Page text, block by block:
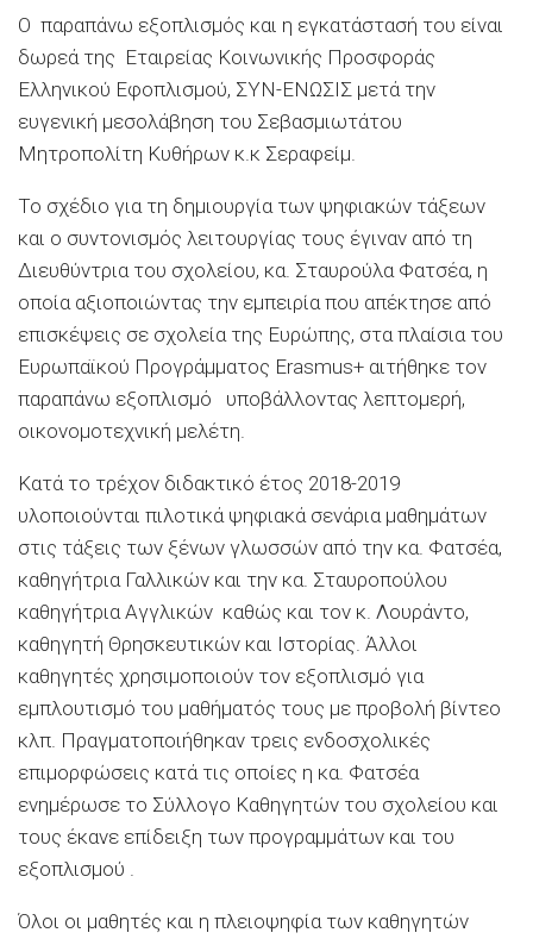
Ο παραπάνω εξοπλισμός και η εγκατάστασή του είναι
δωρεά της Εταιρείας Κοινωνικής Προσφοράς
Ελληνικού Εφοπλισμού, ΣΥΝ-ΕΝΩΣΙΣ μετά την
ευγενική μεσολάβηση του Σεβασμιωτάτου
Μητροπολίτη Κυθήρων κ.κ Σεραφείμ.
Το σχέδιο για τη δημιουργία των ψηφιακών τάξεων
και ο συντονισμός λειτουργίας τους έγιναν από τη
Διευθύντρια του σχολείου, κα. Σταυρούλα Φατσέα, η
οποία αξιοποιώντας την εμπειρία που απέκτησε από
επισκέψεις σε σχολεία της Ευρώπης, στα πλαίσια του
Ευρωπαϊκού Προγράμματος Erasmus+ αιτήθηκε τον
παραπάνω εξοπλισμό υποβάλλοντας λεπτομερή,
οικονομοτεχνική μελέτη.
Κατά το τρέχον διδακτικό έτος 2018-2019
υλοποιούνται πιλοτικά ψηφιακά σενάρια μαθημάτων
στις τάξεις των ξένων γλωσσών από την κα. Φατσέα,
καθηγήτρια Γαλλικών και την κα. Σταυροπούλου
καθηγήτρια Αγγλικών καθώς και τον κ. Λουράντο,
καθηγητή Θρησκευτικών και Ιστορίας. Άλλοι
καθηγητές χρησιμοποιούν τον εξοπλισμό για
εμπλουτισμό του μαθήματός τους με προβολή βίντεο
κλπ. Πραγματοποιήθηκαν τρεις ενδοσχολικές
επιμορφώσεις κατά τις οποίες η κα. Φατσέα
ενημέρωσε το Σύλλογο Καθηγητών του σχολείου και
τους έκανε επίδειξη των προγραμμάτων και του
εξοπλισμού .
Όλοι οι μαθητές και η πλειοψηφία των καθηγητών